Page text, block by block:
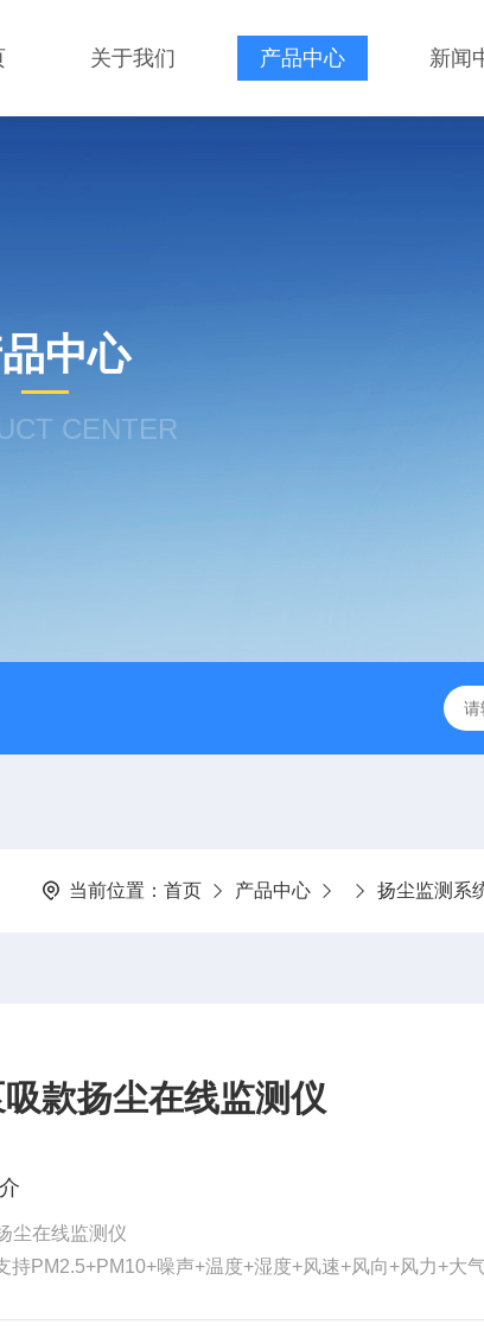
关于我们 产品中心 新闻
中心
CENTER
当前位置： 首页 产品中心 扬尘监测系
款扬尘在线监测仪
尘在线监测仪
持PM2.5+PM10+噪声+温度+湿度+风速+风向+风力+大